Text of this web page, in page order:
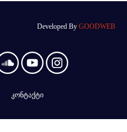
Developed By GOODWEB
კონტაქტი